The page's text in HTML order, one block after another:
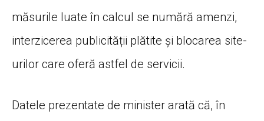
măsurile luate în calcul se numără amenzi,
interzicerea publicității plătite și blocarea site-
urilor care oferă astfel de servicii.
Datele prezentate de minister arată că, în